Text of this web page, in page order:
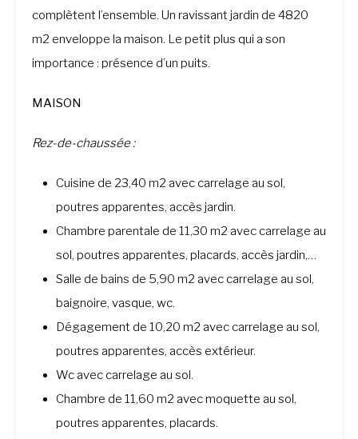
complètent l’ensemble. Un ravissant jardin de 4820
m2 enveloppe la maison. Le petit plus qui a son
importance : présence d’un puits.
MAISON
Rez-de-chaussée :
Cuisine de 23,40 m2 avec carrelage au sol,
poutres apparentes, accès jardin.
Chambre parentale de 11,30 m2 avec carrelage au
sol, poutres apparentes, placards, accès jardin,…
Salle de bains de 5,90 m2 avec carrelage au sol,
baignoire, vasque, wc.
Dégagement de 10,20 m2 avec carrelage au sol,
poutres apparentes, accès extérieur.
Wc avec carrelage au sol.
Chambre de 11,60 m2 avec moquette au sol,
poutres apparentes, placards.